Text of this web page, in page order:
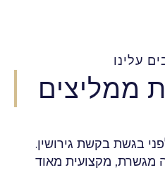
עלינו
ממליצים
בגשת בקשת גירושין.
מגשרת, מקצועית מאוד